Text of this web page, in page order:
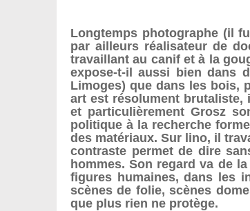
Longtemps photographe (il
par ailleurs réalisateur de
travaillant au canif et à la
expose-t-il aussi bien dans
Limoges) que dans les bois,
art est résolument brutaliste,
et particulièrement Grosz
politique à la recherche
des matériaux. Sur lino, il
contraste permet de dire
hommes. Son regard va de
figures humaines, dans les
scènes de folie, scènes
que plus rien ne protège.